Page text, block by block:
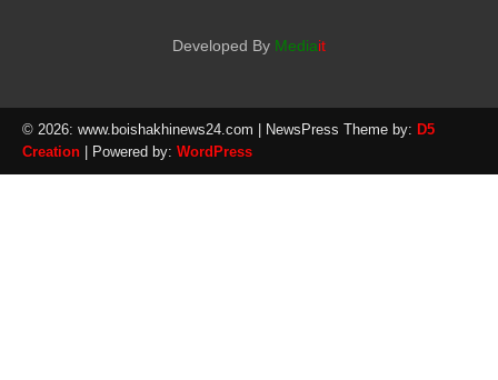
Developed By Mediait
© 2026: www.boishakhinews24.com | NewsPress Theme by: D5
Creation | Powered by: WordPress